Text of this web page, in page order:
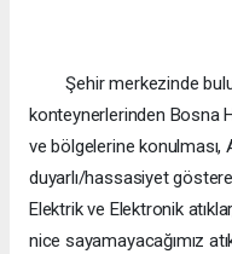
Şehir merkezinde
konteynerlerinden Bosna
ve bölgelerine konulması,
duyarlı/hassasiyet
Elektrik ve Elektronik
nice sayamayacağımız